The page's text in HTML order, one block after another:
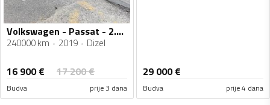
Volkswagen - Passat - 2.0 TDI
240000 km 2019 Dizel
16 900€ 17 200€
Budva prije 3 dana
29 000€
Budva prije 4 dana